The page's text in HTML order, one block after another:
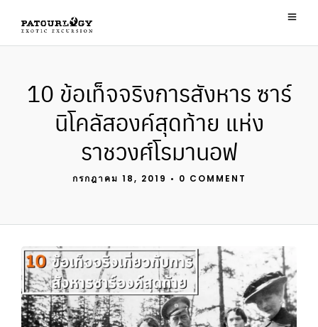
10 ข้อเท็จจริงการสังหาร ซาร์
นิโคลัสองค์สุดท้าย แห่ง
ราชวงศ์โรมานอฟ
กรกฎาคม 18, 2019 • 0 COMMENT